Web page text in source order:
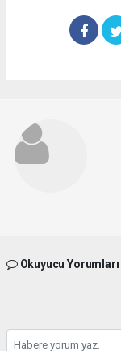
Okuyucu Yorumları